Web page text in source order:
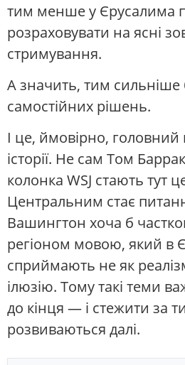
тим менше у Єрусалима
розраховувати на ясні
стримування.
А значить, тим сильніше
самостійних рішень.
І це, ймовірно, головний
історії. Не сам Том
колонка WSJ стають тут
Центральним стає
Вашингтон хоча б
регіоном мовою, який в
сприймають не як
ілюзію. Тому такі теми
до кінця — і стежити за
розвиваються далі.